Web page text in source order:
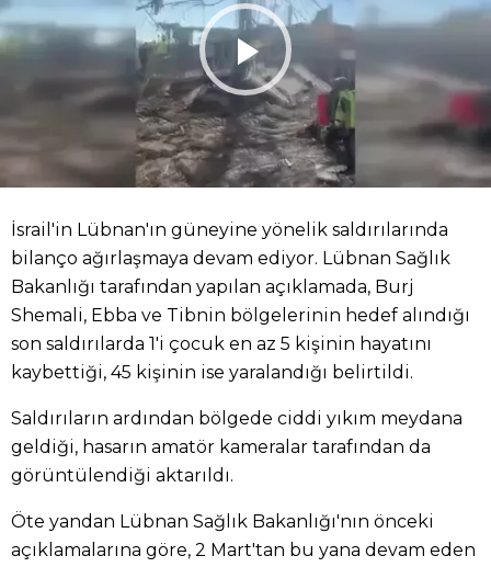
İsrail'in Lübnan'ın güneyine yönelik saldırılarında
bilanço ağırlaşmaya devam ediyor. Lübnan Sağlık
Bakanlığı tarafından yapılan açıklamada, Burj
Shemali, Ebba ve Tibnin bölgelerinin hedef alındığı
son saldırılarda 1'i çocuk en az 5 kişinin hayatını
kaybettiği, 45 kişinin ise yaralandığı belirtildi.
Saldırıların ardından bölgede ciddi yıkım meydana
geldiği, hasarın amatör kameralar tarafından da
görüntülendiği aktarıldı.
Öte yandan Lübnan Sağlık Bakanlığı'nın önceki
açıklamalarına göre, 2 Mart'tan bu yana devam eden